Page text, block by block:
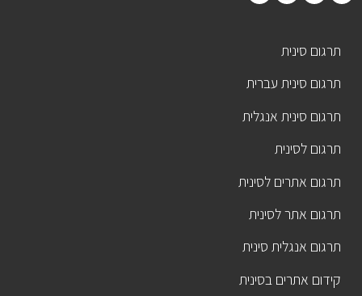
תרגום סינית
תרגום סינית עברית
תרגום סינית אנגלית
תרגום לסינית
תרגום אתרים לסינית
תרגום אתר לסינית
תרגום אנגלית סינית
קידום אתרים בסינית